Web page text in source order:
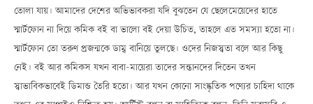
তোলা যায়। আমাদের দেশের অভিভাবকরা যদি বুঝতেন যে ছেলেমেয়েদের হাতে
স্মার্টফোন না দিয়ে কমিক বই বা ভালো বই দেয়া উচিত, তাহলে এত সমস্যা হতো না।
স্মার্টফোন তো তরুণ প্রজন্মকে ডাম্ব বানিয়ে তুলছে। ওদের নিজস্বতা বলে আর কিছু
নেই। বই আর কমিকস যখন বাবা-মায়েরা তাদের সন্তানদের দিতেন তখন
স্বাভাবিকভাবেই ডিমান্ড তৈরি হতো। আর যখন কোনো সাংস্কৃতিক পণ্যের চাহিদা থাকে